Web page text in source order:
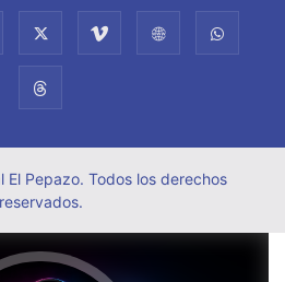
Pepazo. Todos los derechos
reservados.